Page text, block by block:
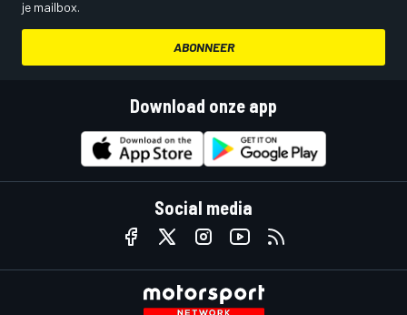
je mailbox.
ABONNEER
Download onze app
Social media